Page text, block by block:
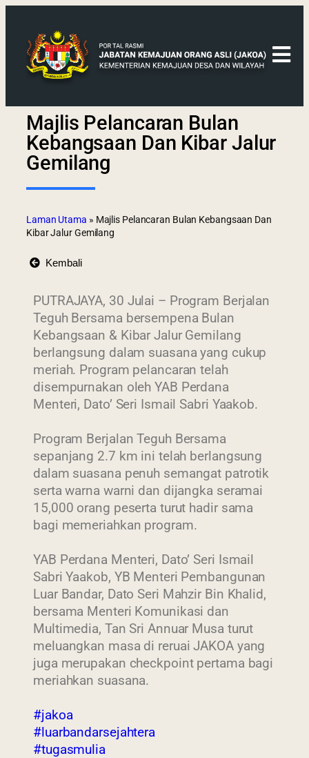
Majlis Pelancaran Bulan
Kebangsaan Dan Kibar Jalur
Gemilang
Laman Utama » Majlis Pelancaran Bulan Kebangsaan Dan
Kibar Jalur Gemilang
Kembali
PUTRAJAYA, 30 Julai – Program Berjalan
Teguh Bersama bersempena Bulan
Kebangsaan & Kibar Jalur Gemilang
berlangsung dalam suasana yang cukup
meriah. Program pelancaran telah
disempurnakan oleh YAB Perdana
Menteri, Dato’ Seri Ismail Sabri Yaakob.
Program Berjalan Teguh Bersama
sepanjang 2.7 km ini telah berlangsung
dalam suasana penuh semangat patrotik
serta warna warni dan dijangka seramai
15,000 orang peserta turut hadir sama
bagi memeriahkan program.
YAB Perdana Menteri, Dato’ Seri Ismail
Sabri Yaakob, YB Menteri Pembangunan
Luar Bandar, Dato Seri Mahzir Bin Khalid,
bersama Menteri Komunikasi dan
Multimedia, Tan Sri Annuar Musa turut
meluangkan masa di reruai JAKOA yang
juga merupakan checkpoint pertama bagi
meriahkan suasana.
#jakoa
#luarbandarsejahtera
#tugasmulia